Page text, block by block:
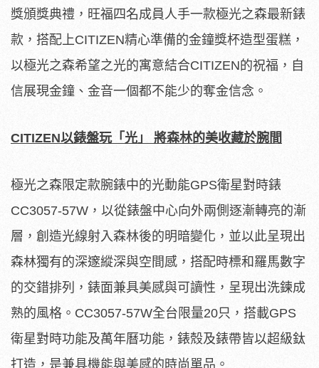
獎頒獎典禮，旺福四名成員人手一款極光之森最新錶
款，搭配上CITIZEN精心準備的金鐘獎杯造型蛋糕，
以極光之森希望之光的寓意結合CITIZEN的祝福，自
信展現金鐘、金音一個都不能少的奪金信念。
CITIZEN以錶盤玩「光」 將森林的美收藏於腕間
極光之森限定款腕錶中的光動能GPS衛星對時錶
CC3057-57W，以從錶盤中心向外兩側逐漸轉亮的漸
層，創造光線射入森林後的明暗變化，並以此呈現出
森林獨有的深邃縱深與空間感，搭配時標和羅馬數字
的交錯排列，錶面兼具美感與可讀性，呈現出洗鍊成
熟的風格。CC3057-57W全台限量20只，搭載GPS
衛星對時功能及萬年曆功能，錶殼及錶帶皆以超級鈦
打造，是兼具機能與美感的時尚單品。